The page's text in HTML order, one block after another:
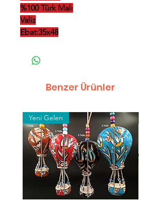
%100 Türk Malı
Valiz
Ebat:35x48
Benzer Ürünler
Yeni Gelen